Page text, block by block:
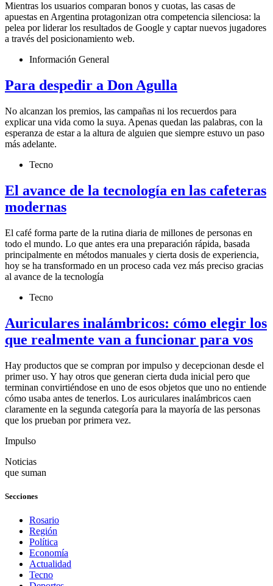
Mientras los usuarios comparan bonos y cuotas, las casas de
apuestas en Argentina protagonizan otra competencia silenciosa: la
pelea por liderar los resultados de Google y captar nuevos jugadores
a través del posicionamiento web.
Información General
Para despedir a Don Agulla
No alcanzan los premios, las campañas ni los recuerdos para
explicar una vida como la suya. Apenas quedan las palabras, con la
esperanza de estar a la altura de alguien que siempre estuvo un paso
más adelante.
Tecno
El avance de la tecnología en las cafeteras
modernas
El café forma parte de la rutina diaria de millones de personas en
todo el mundo. Lo que antes era una preparación rápida, basada
principalmente en métodos manuales y cierta dosis de experiencia,
hoy se ha transformado en un proceso cada vez más preciso gracias
al avance de la tecnología
Tecno
Auriculares inalámbricos: cómo elegir los
que realmente van a funcionar para vos
Hay productos que se compran por impulso y decepcionan desde el
primer uso. Y hay otros que generan cierta duda inicial pero que
terminan convirtiéndose en uno de esos objetos que uno no entiende
cómo usaba antes de tenerlos. Los auriculares inalámbricos caen
claramente en la segunda categoría para la mayoría de las personas
que los prueban por primera vez.
Impulso
Noticias
que suman
Secciones
Rosario
Región
Política
Economía
Actualidad
Tecno